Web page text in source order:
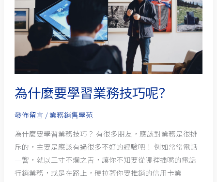
為什麼要學習業務技巧呢？
發佈留言 /業務銷售學苑
為什麼要學習業務技巧？ 有很多朋友，應該對業務是很排
斥的，主要是應該有過很多不好的經驗吧！ 例如常常電話
一響，就以三寸不爛之舌，讓你不知要從哪裡插嘴的電話
行銷業務，或是在路上，硬拉著你要推銷的信用卡業
學
習
業
務
巧
呢？